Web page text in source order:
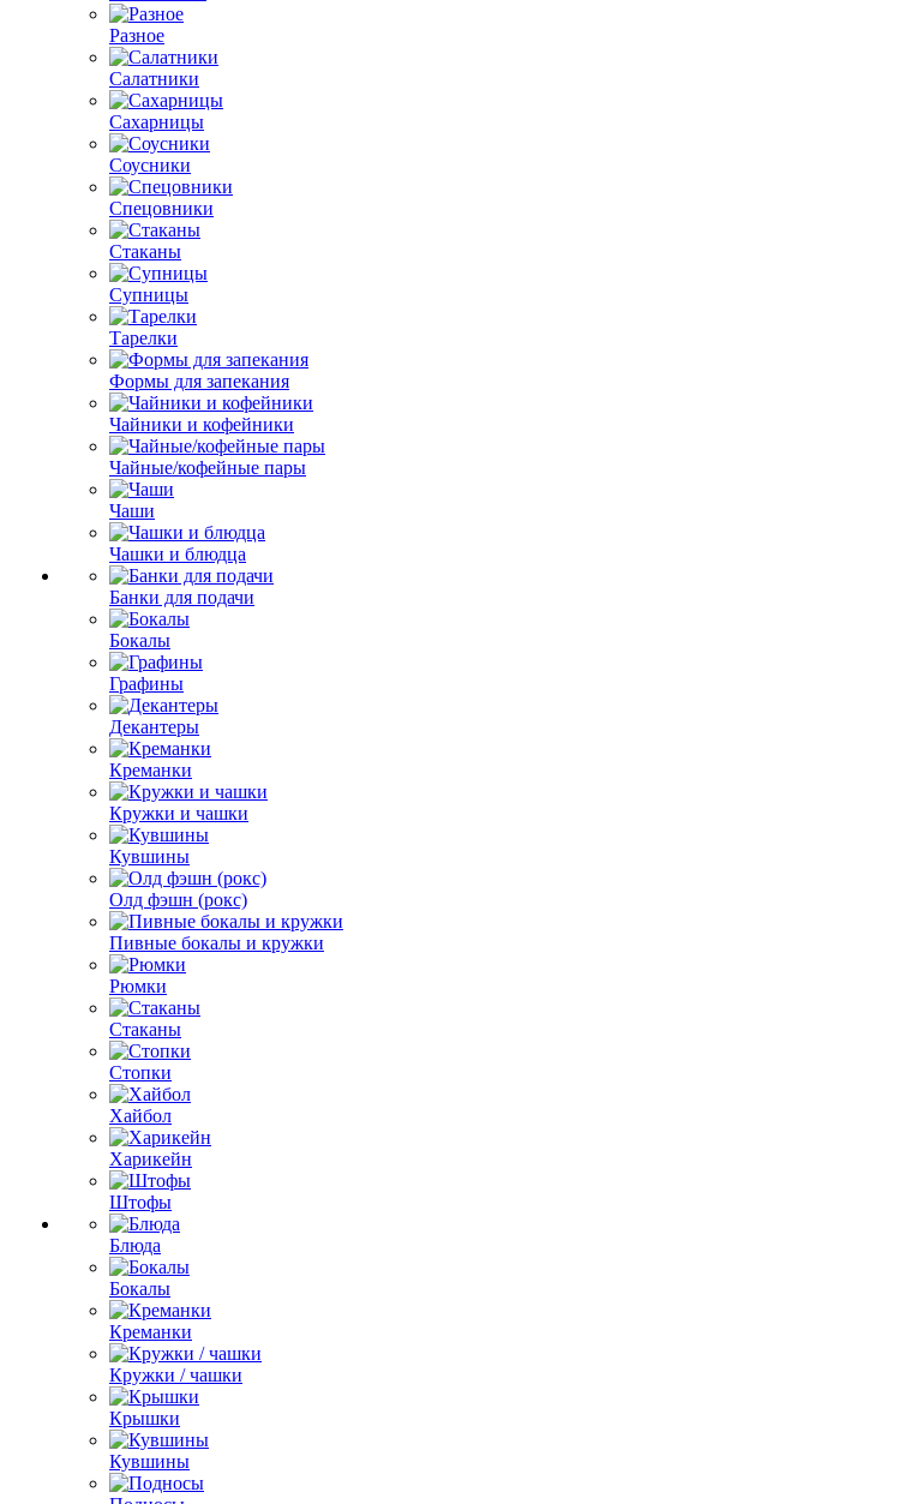
Разное
Салатники
Сахарницы
Соусники
Спецовники
Стаканы
Супницы
Тарелки
Формы для запекания
Чайники и кофейники
Чайные/кофейные пары
Чаши
Чашки и блюдца
Банки для подачи
Бокалы
Графины
Декантеры
Креманки
Кружки и чашки
Кувшины
Олд фэшн (рокс)
Пивные бокалы и кружки
Рюмки
Стаканы
Стопки
Хайбол
Харикейн
Штофы
Блюда
Бокалы
Креманки
Кружки / чашки
Крышки
Кувшины